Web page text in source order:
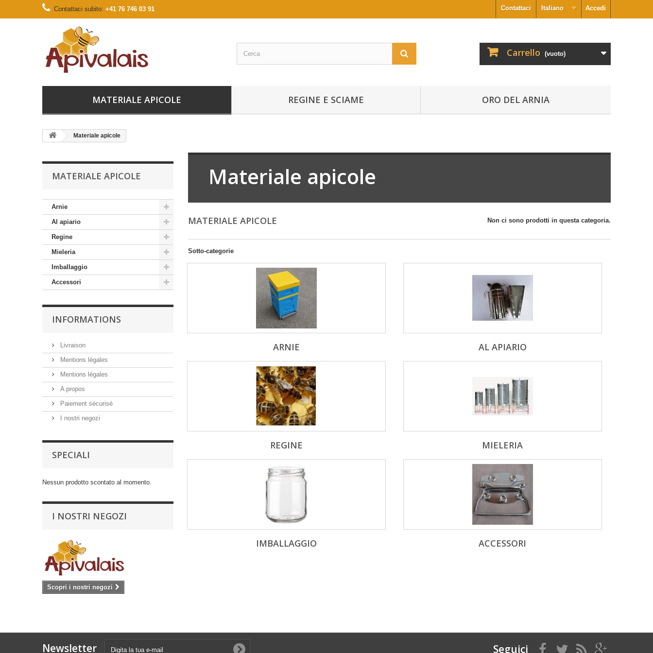
Accedi
Italiano
Contattaci
Contattaci subito: +41 76 746 03 91
Carrello (vuoto)
MATERIALE APICOLE REGINE E SCIAME ORO DEL ARNIA
Materiale apicole
MATERIALE APICOLE
Arnie
Al apiario
Regine
Mieleria
Imballaggio
Accessori
INFORMATIONS
Livraison
Mentions légales
Mentions légales
A propos
Paiement sécurisé
I nostri negozi
SPECIALI
Nessun prodotto scontato al momento.
I NOSTRI NEGOZI
Scopri i nostri negozi
Materiale apicole
MATERIALE APICOLE Non ci sono prodotti in questa categoria.
Sotto-categorie
ARNIE AL APIARIO
REGINE MIELERIA
IMBALLAGGIO ACCESSORI
Newsletter Seguici